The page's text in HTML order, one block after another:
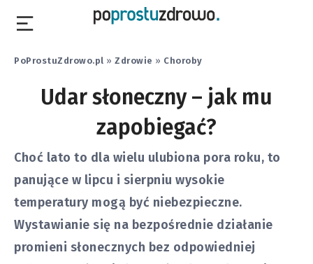
PoProstuZdrowo.pl » Zdrowie » Choroby
Udar słoneczny – jak mu
zapobiegać?
Choć lato to dla wielu ulubiona pora roku, to
panujące w lipcu i sierpniu wysokie
temperatury mogą być niebezpieczne.
Wystawianie się na bezpośrednie działanie
promieni słonecznych bez odpowiedniej